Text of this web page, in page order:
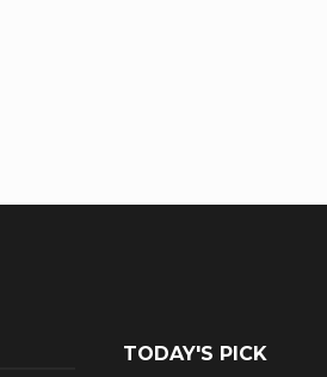
TODAY'S PICK